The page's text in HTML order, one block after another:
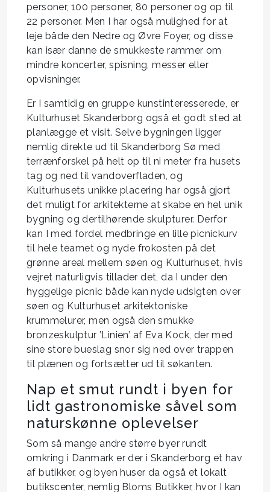
personer, 100 personer, 80 personer og op til
22 personer. Men I har også mulighed for at
leje både den Nedre og Øvre Foyer, og disse
kan især danne de smukkeste rammer om
mindre koncerter, spisning, messer eller
opvisninger.
Er I samtidig en gruppe kunstinteresserede, er
Kulturhuset Skanderborg også et godt sted at
planlægge et visit. Selve bygningen ligger
nemlig direkte ud til Skanderborg Sø med
terrænforskel på helt op til ni meter fra husets
tag og ned til vandoverfladen, og
Kulturhusets unikke placering har også gjort
det muligt for arkitekterne at skabe en hel unik
bygning og dertilhørende skulpturer. Derfor
kan I med fordel medbringe en lille picnickurv
til hele teamet og nyde frokosten på det
grønne areal mellem søen og Kulturhuset, hvis
vejret naturligvis tillader det, da I under den
hyggelige picnic både kan nyde udsigten over
søen og Kulturhuset arkitektoniske
krummelurer, men også den smukke
bronzeskulptur ’Linien’ af Eva Kock, der med
sine store bueslag snor sig ned over trappen
til plænen og fortsætter ud til søkanten.
Nap et smut rundt i byen for
lidt gastronomiske såvel som
naturskønne oplevelser
Som så mange andre større byer rundt
omkring i Danmark er der i Skanderborg et hav
af butikker, og byen huser da også et lokalt
butikscenter, nemlig Bloms Butikker, hvor I kan